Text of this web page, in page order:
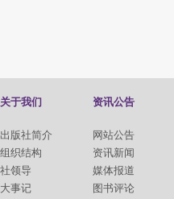
关于我们
出版社简介
组织结构
社领导
大事记
资讯公告
网站公告
资讯新闻
媒体报道
图书评论